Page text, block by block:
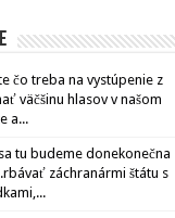
čo treba na vystúpenie z
väčšinu hlasov v našom
a...
tu budeme donekonečna
záchranármi štátu s